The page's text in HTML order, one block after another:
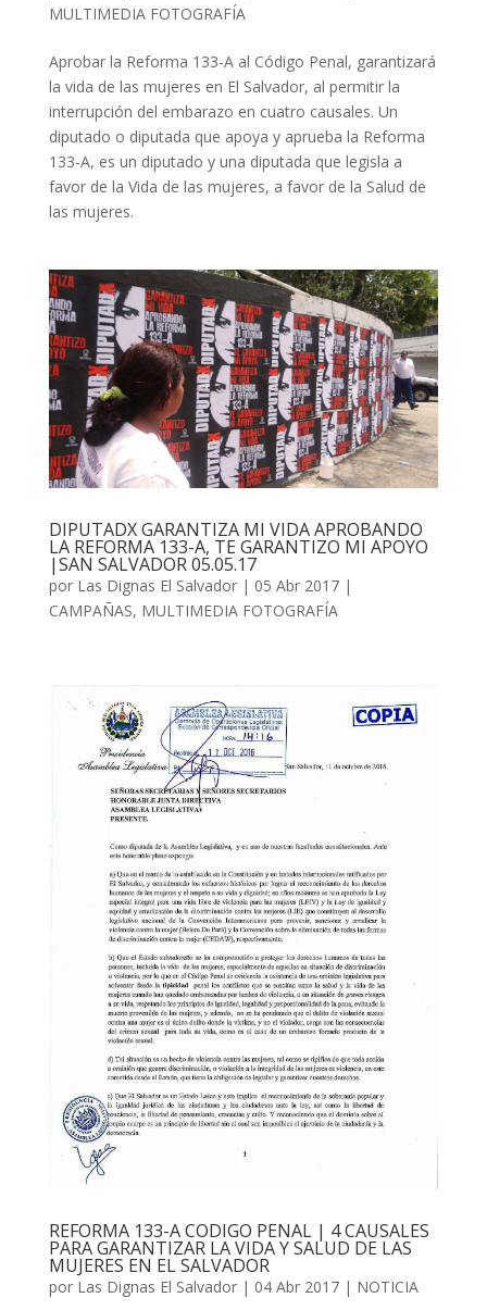
MULTIMEDIA FOTOGRAFÍA
Aprobar la Reforma 133-A al Código Penal, garantizará
la vida de las mujeres en El Salvador, al permitir la
interrupción del embarazo en cuatro causales. Un
diputado o diputada que apoya y aprueba la Reforma
133-A, es un diputado y una diputada que legisla a
favor de la Vida de las mujeres, a favor de la Salud de
las mujeres.
DIPUTADX GARANTIZA MI VIDA APROBANDO
LA REFORMA 133-A, TE GARANTIZO MI APOYO
|SAN SALVADOR 05.05.17
por Las Dignas El Salvador| 05 Abr 2017|
CAMPAÑAS, MULTIMEDIA FOTOGRAFÍA
REFORMA 133-A CODIGO PENAL | 4 CAUSALES
PARA GARANTIZAR LA VIDA Y SALUD DE LAS
MUJERES EN EL SALVADOR
por Las Dignas El Salvador| 04 Abr 2017| NOTICIA